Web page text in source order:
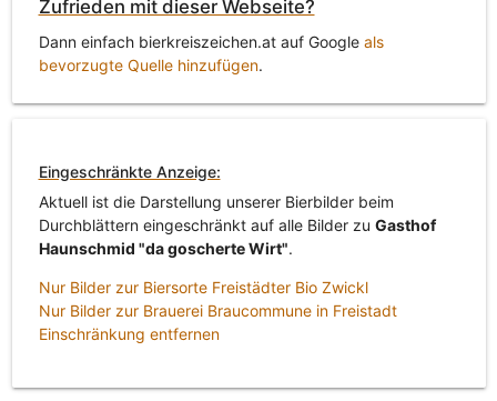
Zufrieden mit dieser Webseite?
Dann einfach bierkreiszeichen.at auf Google als
bevorzugte Quelle hinzufügen.
Eingeschränkte Anzeige:
Aktuell ist die Darstellung unserer Bierbilder beim
Durchblättern eingeschränkt auf alle Bilder zu Gasthof
Haunschmid "da goscherte Wirt".
Nur Bilder zur Biersorte Freistädter Bio Zwickl
Nur Bilder zur Brauerei Braucommune in Freistadt
Einschränkung entfernen